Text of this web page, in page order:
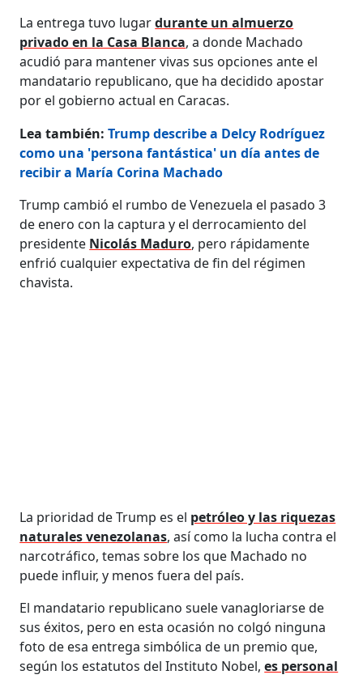
La entrega tuvo lugardurante un almuerzo
privado en la Casa Blanca, a donde Machado
acudió para mantener vivas sus opciones ante el
mandatario republicano, que ha decidido apostar
por el gobierno actual en Caracas.
Lea también:Trump describe a Delcy Rodríguez
como una 'persona fantástica' un día antes de
recibir a María Corina Machado
Trump cambió el rumbo de Venezuela el pasado 3
de enero con la captura y el derrocamiento del
presidente Nicolás Maduro, pero rápidamente
enfrió cualquier expectativa de fin del régimen
chavista.
La prioridad de Trump es el petróleo y las riquezas
naturales venezolanas, así como la lucha contra el
narcotráfico, temas sobre los que Machado no
puede influir, y menos fuera del país.
El mandatario republicano suele vanagloriarse de
sus éxitos, pero en esta ocasión no colgó ninguna
foto de esa entrega simbólica de un premio que,
según los estatutos del Instituto Nobel,es personal